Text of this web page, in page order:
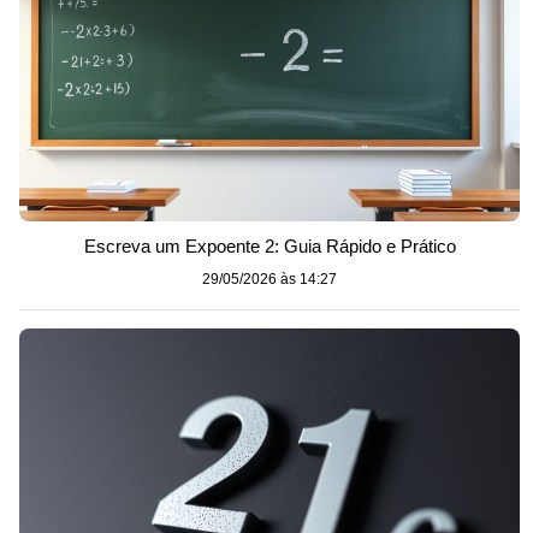
Escreva um Expoente 2: Guia Rápido e Prático
29/05/2026 às 14:27